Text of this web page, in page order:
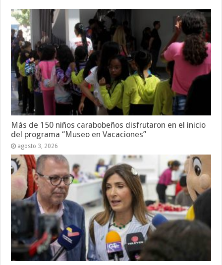
Más de 150 niños carabobeños disfrutaron en el inicio
del programa “Museo en Vacaciones”
agosto 3, 2026